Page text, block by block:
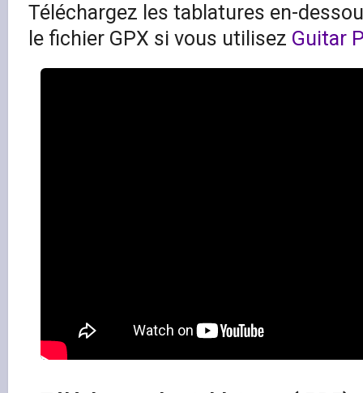
Téléchargez les tablatures en-
le fichier GPX si vous utilisez Guitar